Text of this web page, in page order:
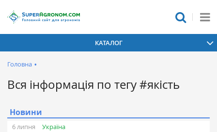
КАТАЛОГ
Головна •
Вся інформація по тегу #якість
Новини
6 липня Україна